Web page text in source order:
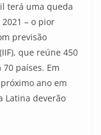
terá uma queda
– o pior
previsão
que reúne 450
países. Em
ano em
Latina deverão